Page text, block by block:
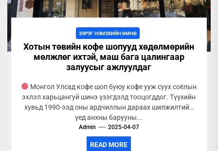
ЗЭРЭГ НЭМЭХИЙН ӨМНӨ
Хотын төвийн кофе шопууд хөдөлмөрийн
мөлжлөг ихтэй, маш бага цалингаар
залуусыг ажлуулдаг
Монгол Улсад кофе шоп буюу кофе ууж суух соёлын
эхлэл харьцангуй шинэ үзэгдэлд тооцогддог. Түүхийн
хувьд 1990-ээд оны ардчиллын дараах шилжилтийн
үед анхны барууны...
Admin 2025-04-07
READ MORE